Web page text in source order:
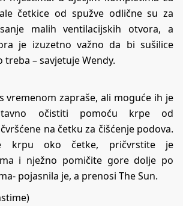
četkice od spužve odlične su za
malih ventilacijskih otvora, a
je izuzetno važno da bi sušilice
– savjetuje Wendy.
vremenom zapraše, ali moguće ih je
očistiti pomoću krpe od
na četku za čišćenje podova.
krpu oko četke, pričvrstite je
i nježno pomičite gore dolje po
pojasnila je, a prenosi The Sun.